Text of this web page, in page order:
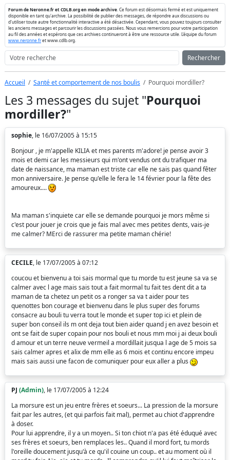
Forum de Neronne.fr et CDLB.org en mode archive . Ce forum est désormais fermé et est uniquement
disponible en tant qu'archive. La possibilité de publier des messages, de répondre aux discussions ou
d'utiliser toute autre fonctionnalité interactive a été désactivée. Cependant, vous pouvez toujours consulter
les anciens messages et parcourir les discussions passées. Nous vous remercions pour votre participation
au fil des années et espérons que ces archives continueront à être une ressource utile. L'équipe du forum
www.neronne.fret www.cdlb.org.
Rechercher
Accueil Santé et comportement de nos boulis Pourquoi mordiller?
Les 3 messages du sujet "Pourquoi
mordiller?"
sophie, le 16/07/2005 à 15:15
Bonjour , je m'appelle KILIA et mes parents m'adore! je pense avoir 3
mois et demi car les messieurs qui m'ont vendus ont du trafiquer ma
date de naissance, ma maman est triste car elle ne sais pas quand fêter
mon anniversaire. Je pense qu'elle le fera le 14 février pour la fête des
amoureux....
Ma maman s'inquiete car elle se demande pourquoi je mors même si
c'est pour jouer je crois que je fais mal avec mes petites dents, vais-je
me calmer? MErci de rassurer ma petite maman chérie!
CECILE, le 17/07/2005 à 07:12
coucou et bienvenu a toi sais mormal que tu morde tu est jeune sa va se
calmer avec l age mais sais tout a fait mormal tu fait tes dent dit a ta
maman de ta chetez un petit os a ronger sa va t aider pour tes
quenottes bon courage et bienvenu dans le plus super des forums
consacre au bouli tu verra tout le monde et super top ici et plein de
super bon conseil ils m ont deja tout bien aider quand j en avez besoin et
ont se fait de super copain pour nos bouli et nous mm moi j ai deux bouli
d amour et un terre neuve vermeil a mordillait jusqua l age de 5 mois sa
sais calmer apres et alix de mm elle as 6 mois et continu encore impeu
mais sais aussi une facon de comuniquer pour eux aller a plus
PJ (Admin), le 17/07/2005 à 12:24
La morsure est un jeu entre frères et soeurs... La pression de la morsure
fait par les autres, (et qui parfois fait mal), permet au chiot d'apprendre
à doser.
Pour lui apprendre, il y a un moyen.. Si ton chiot n'a pas été éduqué avec
ses frères et soeurs, ben remplaces les.. Quand il mord fort, tu mords
l'oreille doucement jusqu'à ce qu'il couine un coup.. et au moment où il